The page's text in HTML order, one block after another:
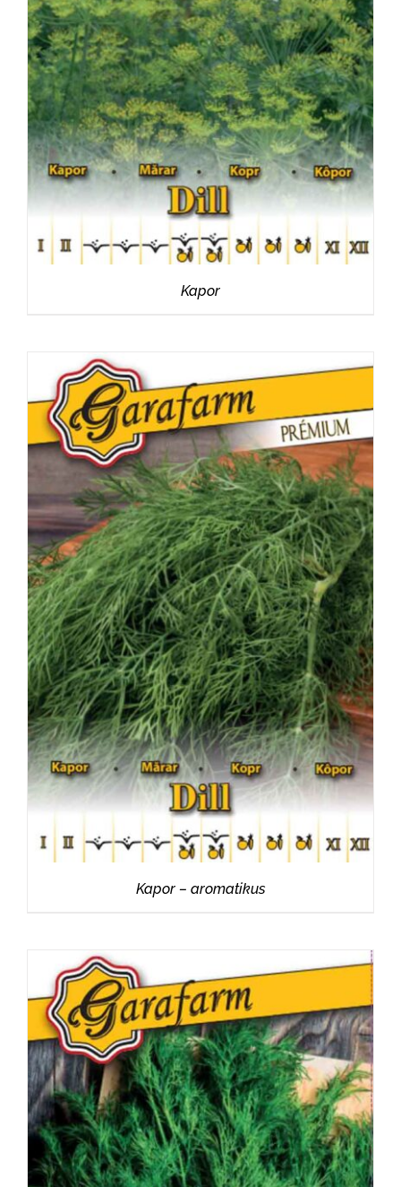
RÉSZLETEK
Kapor
RÉSZLETEK
Kapor – aromatikus